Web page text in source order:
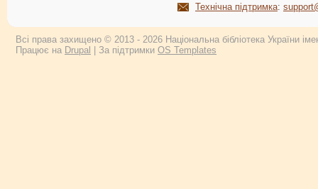
Технічна підтримка:
Всі права захищено © 2013 - 2026 Національна бібліотека України
Працює на Drupal | За підтримки OS Templates